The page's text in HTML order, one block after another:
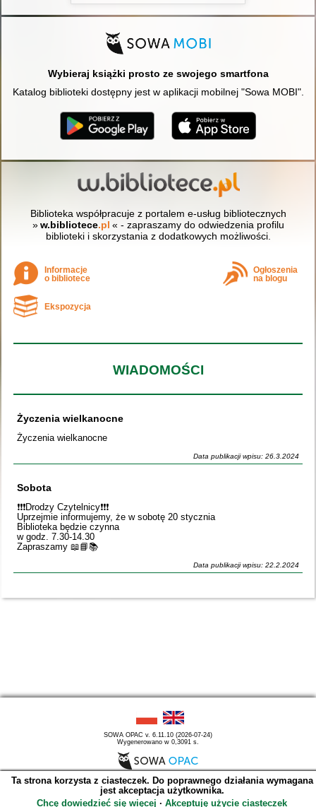
Wybieraj książki prosto ze swojego smartfona
Katalog biblioteki dostępny jest w aplikacji mobilnej "Sowa MOBI".
Biblioteka współpracuje z portalem e-usług bibliotecznych
» w.bibliotece.pl « - zapraszamy do odwiedzenia profilu
biblioteki i skorzystania z dodatkowych możliwości.
Informacje
o bibliotece
Ogłoszenia
na blogu
Ekspozycja
WIADOMOŚCI
Życzenia wielkanocne
Życzenia wielkanocne
Data publikacji wpisu: 26.3.2024
Sobota
❗️❗️❗️Drodzy Czytelnicy❗️❗️❗️
Uprzejmie informujemy, że w sobotę 20 stycznia
Biblioteka będzie czynna
w godz. 7.30-14.30
Zapraszamy 📖📘📚
Data publikacji wpisu: 22.2.2024
SOWA OPAC v. 6.11.10 (2026-07-24)
Wygenerowano w 0,3091 s.
Ta strona korzysta z ciasteczek. Do poprawnego działania wymagana
jest akceptacja użytkownika.
Chcę dowiedzieć się więcej ∙ Akceptuję użycie ciasteczek